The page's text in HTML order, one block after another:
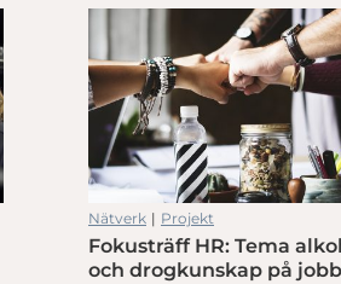
Nätverk | Projekt
Fokusträff HR: Tema
och drogkunskap på